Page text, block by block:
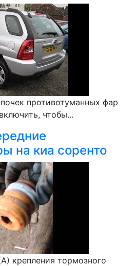
противотуманных фар
чтобы...
на киа соренто
крепления тормозного